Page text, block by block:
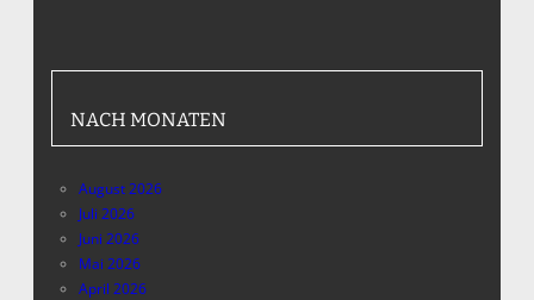
NACH MONATEN
August 2026
Juli 2026
Juni 2026
Mai 2026
April 2026